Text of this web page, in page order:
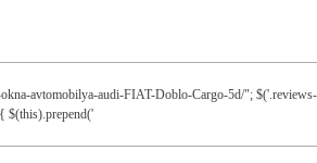
avtomobilya-audi-FIAT-Doblo-Cargo-5d/";
$(this).prepend('